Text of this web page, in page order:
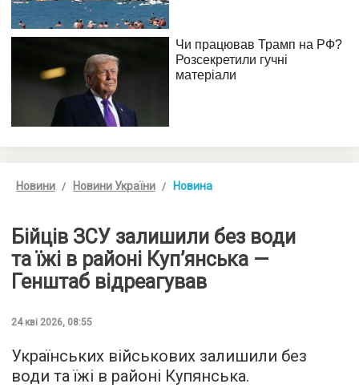
Новини Новини України Новина
Бійців ЗСУ залишили без води
та їжі в районі Куп’янська —
Генштаб відреагував
24 кві 2026, 08:55
Українських військових залишили без
води та їжі в районі Купянська.